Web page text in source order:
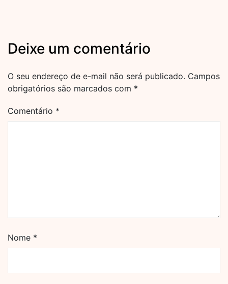
Deixe um comentário
O seu endereço de e-mail não será publicado. Campos
obrigatórios são marcados com *
Comentário *
Nome *